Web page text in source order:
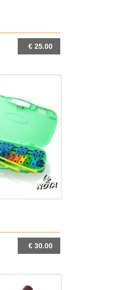
€ 25.00
€ 30.00